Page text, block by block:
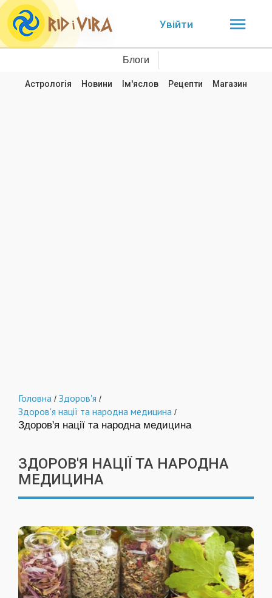
Увійти
Блоги
Астрологія Новини Ім'яслов Рецепти Магазин
Головна / Здоров'я /
Здоров'я нації та народна медицина /
Здоров'я нації та народна медицина
ЗДОРОВ'Я НАЦІЇ ТА НАРОДНА
МЕДИЦИНА